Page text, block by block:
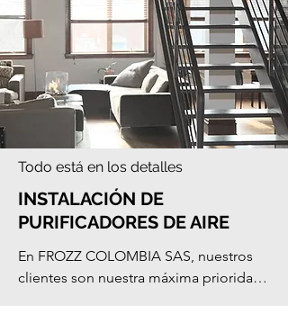
Todo está en los detalles
INSTALACIÓN DE
PURIFICADORES DE AIRE
En FROZZ COLOMBIA SAS, nuestros
clientes son nuestra máxima prioridad